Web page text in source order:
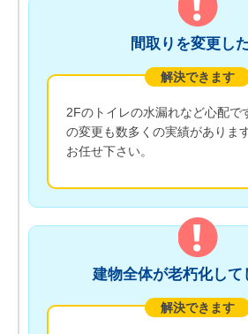
間取りを変更し
解決できます
2Fのトイレの水漏れなど心配で
の変更も数多くの実績がありま
お任せ下さい。
建物全体が老朽化して
解決できます